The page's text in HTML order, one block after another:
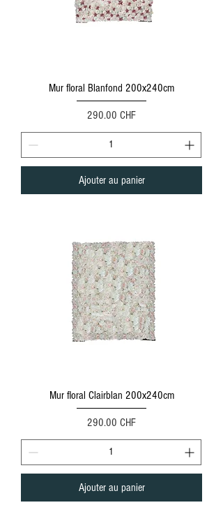
Mur floral Blanfond 200x240cm
Prix
290.00 CHF
Ajouter au panier
Mur floral Clairblan 200x240cm
Prix
290.00 CHF
Ajouter au panier